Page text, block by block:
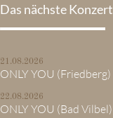
Das nächste Konzert
21.08.2026
ONLY YOU (Friedberg)
22.08.2026
ONLY YOU (Bad Vilbel)